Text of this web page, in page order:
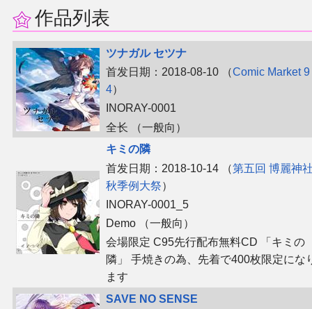
作品列表
ツナガル セツナ
首发日期：2018-08-10 （Comic Market 9
4）
INORAY-0001
全长 （一般向）
キミの隣
首发日期：2018-10-14 （第五回 博麗神
秋季例大祭）
INORAY-0001_5
Demo （一般向）
会場限定 C95先行配布無料CD 「キミの
隣」 手焼きの為、先着で400枚限定にな
ます
SAVE NO SENSE
商业二次创作
同人二次创作
同人社团列表
同人志分类
同人专辑分类
同人软件列表
同人角色列表
同人视频列表